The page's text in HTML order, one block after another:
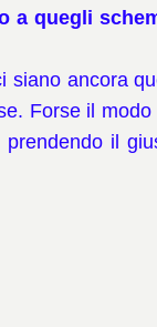
a quegli
ancora
Forse il
il